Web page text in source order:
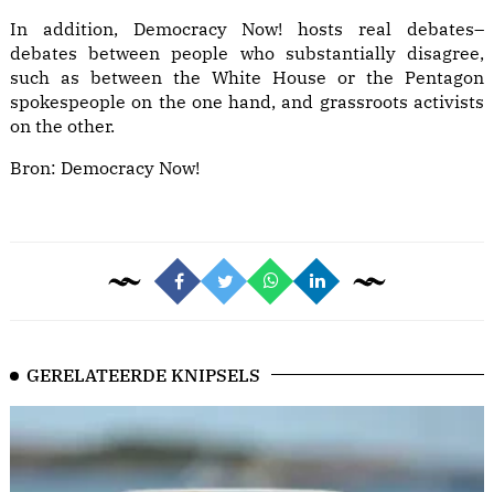
In addition, Democracy Now! hosts real debates–
debates between people who substantially disagree,
such as between the White House or the Pentagon
spokespeople on the one hand, and grassroots activists
on the other.
Bron: Democracy Now!
GERELATEERDE KNIPSELS